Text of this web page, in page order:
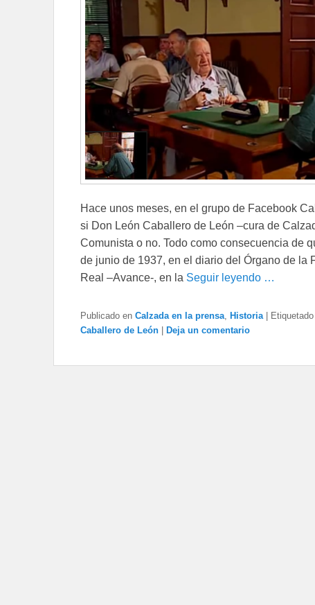
Hace unos meses, en el grupo de Facebook
si Don León Caballero de León –cura de
Comunista o no. Todo como consecuencia de
de junio de 1937, en el diario del Órgano de la
Real –Avance-, en la Seguir leyendo …
Publicado en Calzada en la prensa Historia | Etiquetado
Caballero de León | Deja un comentario